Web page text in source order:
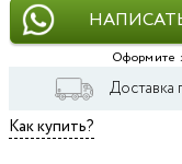
Оформите
Доставка
Как купить?